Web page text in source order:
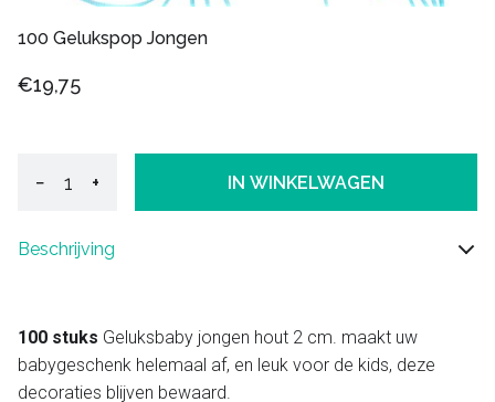
100 Gelukspop Jongen
€19,75
− + IN WINKELWAGEN
Beschrijving
100 stuks Geluksbaby jongen hout 2 cm. maakt uw
babygeschenk helemaal af, en leuk voor de kids, deze
decoraties blijven bewaard.